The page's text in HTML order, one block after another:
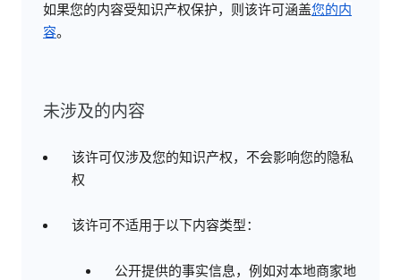
如果您的内容受知识产权保护，则该许可涵盖您的内
容。
未涉及的内容
该许可仅涉及您的知识产权，不会影响您的隐私
权
该许可不适用于以下内容类型：
公开提供的事实信息，例如对本地商家地